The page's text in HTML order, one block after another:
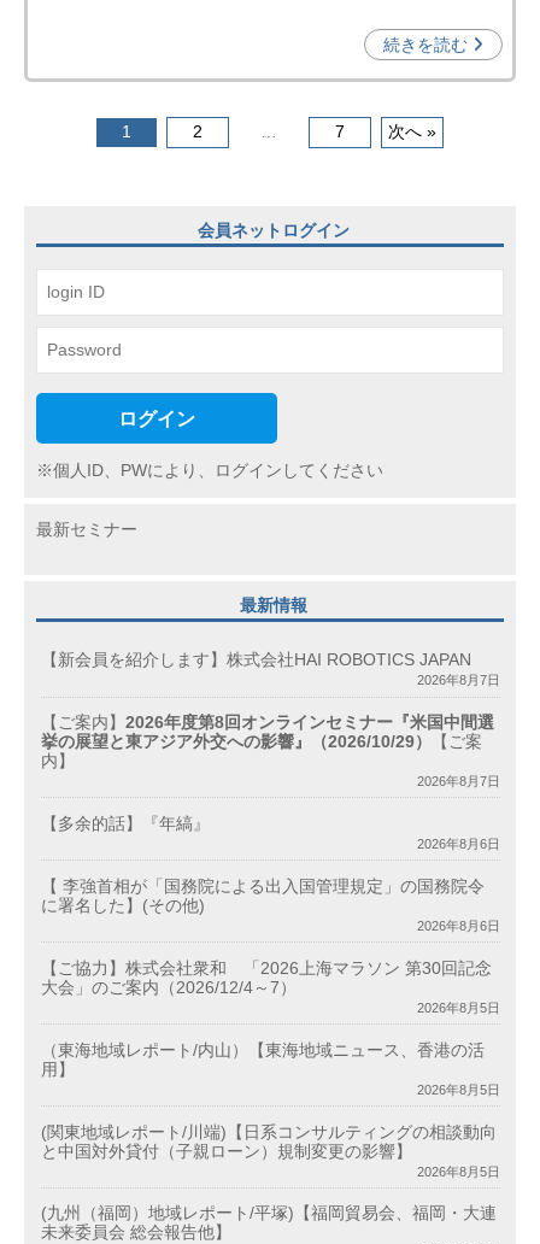
p
o
)
続きを読む
ビ
ゲ
ー
シ
ン
1 2 7 次へ »
会員ネットログイン
ログイン
※個人ID、PWにより、ログインしてください
最新セミナー
最新情報
【新会員を紹介します】株式会社HAI ROBOTICS JAPAN
2026年8月7日
【ご案内】 2026年度第8回オンラインセミナー『米国中間選
挙の展望と東アジア外交への影響』（2026/10/29）
【ご案
内】
2026年8月7日
【多余的話】『年縞』
2026年8月6日
【 李強首相が「国務院による出入国管理規定」の国務院令
に署名した】(その他)
2026年8月6日
【ご協力】株式会社衆和 「2026上海マラソン 第30回記念
大会」のご案内（2026/12/4～7）
2026年8月5日
（東海地域レポート/内山）【東海地域ニュース、香港の活
用】
2026年8月5日
(関東地域レポート/川端)【日系コンサルティングの相談動向
と中国対外貸付（子親ローン）規制変更の影響】
2026年8月5日
(九州（福岡）地域レポート/平塚)【福岡貿易会、福岡・大連
未来委員会 総会報告他】